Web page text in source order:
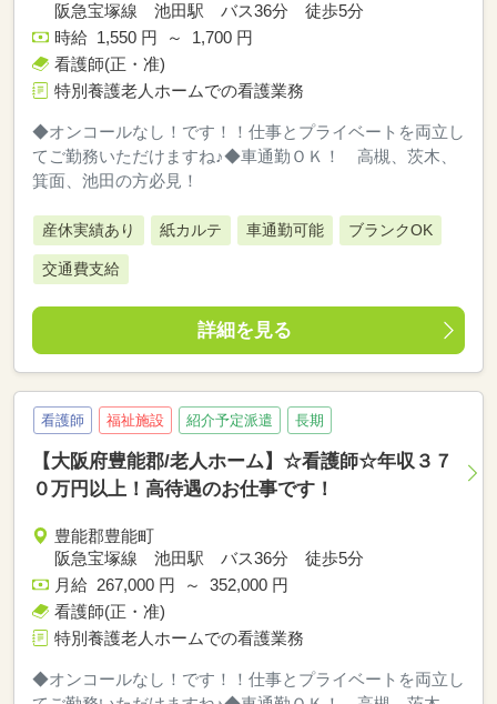
阪急宝塚線 池田駅 バス36分 徒歩5分
時給 1,550 円 ～ 1,700 円
看護師(正・准)
特別養護老人ホームでの看護業務
◆オンコールなし！です！！仕事とプライベートを両立し
てご勤務いただけますね♪◆車通勤ＯＫ！ 高槻、茨木、
箕面、池田の方必見！
産休実績あり 紙カルテ 車通勤可能 ブランクOK
交通費支給
詳細を見る
看護師 福祉施設 紹介予定派遣 長期
【大阪府豊能郡/老人ホーム】☆看護師☆年収３７
０万円以上！高待遇のお仕事です！
豊能郡豊能町
阪急宝塚線 池田駅 バス36分 徒歩5分
月給 267,000 円 ～ 352,000 円
看護師(正・准)
特別養護老人ホームでの看護業務
◆オンコールなし！です！！仕事とプライベートを両立し